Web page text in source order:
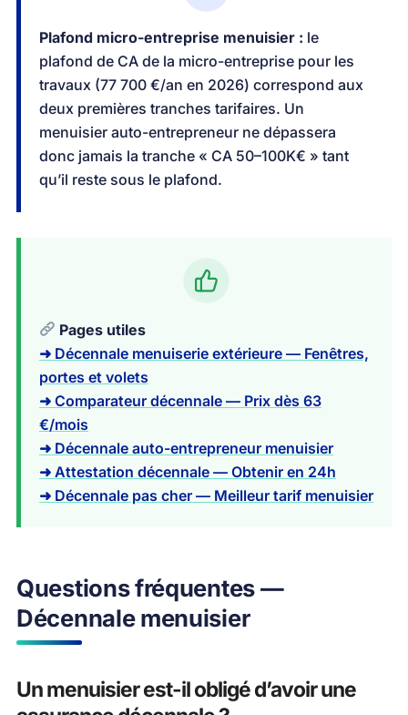
Plafond micro-entreprise menuisier : le
plafond de CA de la micro-entreprise pour les
travaux (77 700 €/an en 2026) correspond aux
deux premières tranches tarifaires. Un
menuisier auto-entrepreneur ne dépassera
donc jamais la tranche « CA 50–100K€ » tant
qu’il reste sous le plafond.
Pages utiles
➜ Décennale menuiserie extérieure — Fenêtres,
portes et volets
➜ Comparateur décennale — Prix dès 63
€/mois
➜ Décennale auto-entrepreneur menuisier
➜ Attestation décennale — Obtenir en 24h
➜ Décennale pas cher — Meilleur tarif menuisier
Questions fréquentes —
Décennale menuisier
Un menuisier est-il obligé d’avoir une